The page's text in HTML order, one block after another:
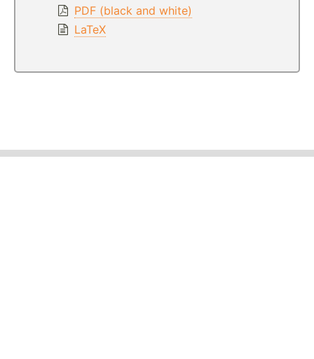
PDF (black and white)
LaTeX